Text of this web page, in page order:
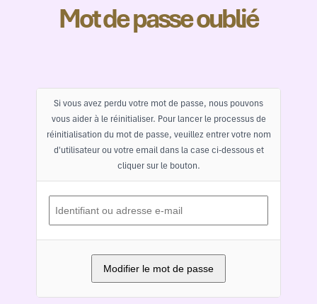
Mot de passe oublié
Si vous avez perdu votre mot de passe, nous pouvons
vous aider à le réinitialiser. Pour lancer le processus de
réinitialisation du mot de passe, veuillez entrer votre nom
d'utilisateur ou votre email dans la case ci-dessous et
cliquer sur le bouton.